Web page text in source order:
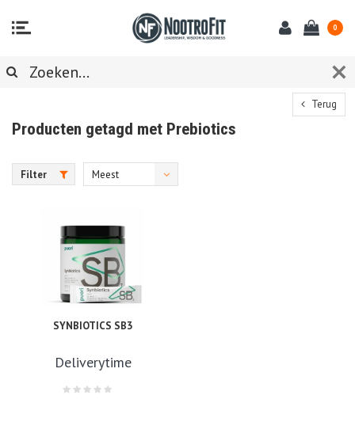
0
Terug
Producten getagd met Prebiotics
Filter
Meest
SYNBIOTICS SB3
Deliverytime